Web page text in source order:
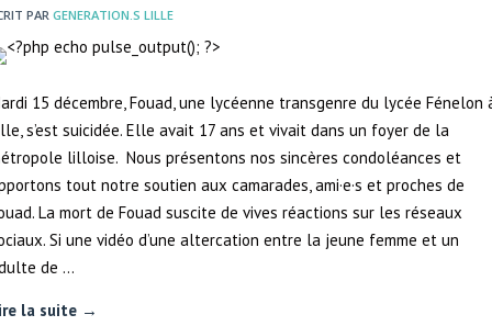
PARGENERATION.S LILLE
15 décembre, Fouad, une lycéenne transgenre du lycée Fénelon
s’est suicidée. Elle avait 17 ans et vivait dans un foyer de la
lilloise. Nous présentons nos sincères condoléances et
tout notre soutien aux camarades, ami·e·s et proches de
La mort de Fouad suscite de vives réactions sur les réseaux
Si une vidéo d’une altercation entre la jeune femme et un
de …
la suite →